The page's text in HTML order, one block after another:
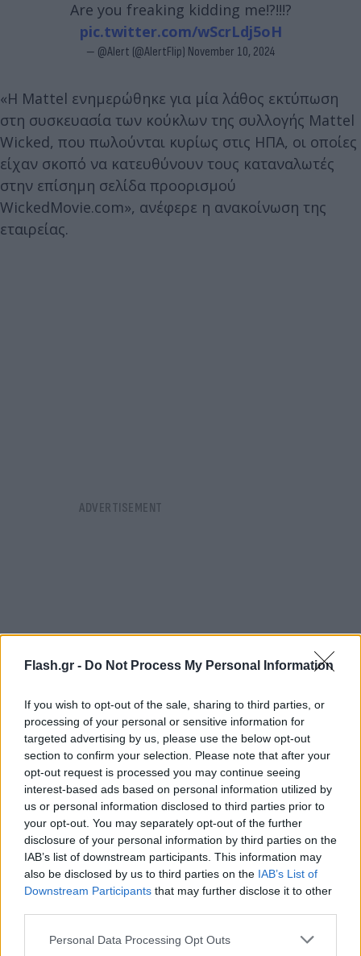
Flash.gr - Do Not Process My Personal Information
If you wish to opt-out of the sale, sharing to third parties, or
processing of your personal or sensitive information for
targeted advertising by us, please use the below opt-out
section to confirm your selection. Please note that after your
opt-out request is processed you may continue seeing
interest-based ads based on personal information utilized by
us or personal information disclosed to third parties prior to
your opt-out. You may separately opt-out of the further
disclosure of your personal information by third parties on the
IAB’s list of downstream participants. This information may
also be disclosed by us to third parties on the IAB’s List of
Downstream Participants that may further disclose it to other
Please note that this website/app uses one or more Google
Personal Data Processing Opt Outs
Are you freaking kidding me!?!!!?
pic.twitter.com/wScrLdj5oH
— @Alert (@AlertFlip) November 10, 2024
«Η Mattel ενημερώθηκε για μία λάθος εκτύπωση
στη συσκευασία των κούκλων της συλλογής Mattel
Wicked, που πωλούνται κυρίως στις ΗΠΑ, οι οποίες
είχαν σκοπό να κατευθύνουν τους καταναλωτές
στην επίσημη σελίδα προορισμού
WickedMovie.com», ανέφερε η ανακοίνωση της
εταιρείας.
«Λυπούμαστε βαθιά για αυτό το ατυχές λάθος και
λαμβάνουμε άμεσα μέτρα για να το διορθώσουμε.
Συνιστάται στους γονείς ότι ο λανθασμένος
τυπωμένος ιστότοπος δεν είναι κατάλληλος για
παιδιά. Συνιστάται στους καταναλωτές που έχουν
ήδη το προϊόν να απορρίψουν τη συσκευασία του
προϊόντος ή να αποκρύψουν τη σύνδεση και
μπορούν να επικοινωνήσουν με την εξυπηρέτηση